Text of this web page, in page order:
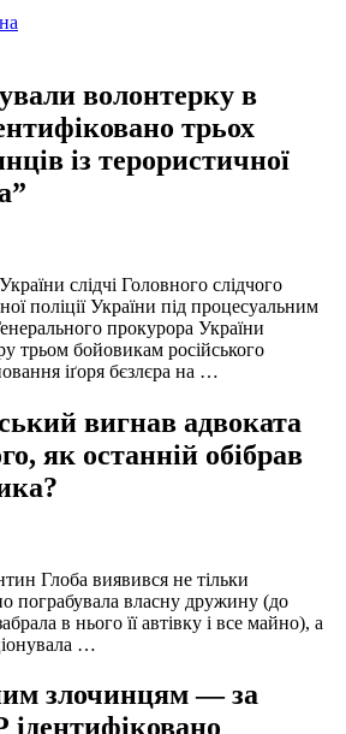
волонтерку в
трьох
із терористичної
слідчі Головного слідчого
поліції України під процесуальним
прокурора України
трьом бойовикам російського
іґоря бєзлєра на …
вигнав адвоката
як останній обібрав
Глоба виявився не тільки
пограбувала власну дружину (до
в нього її автівку і все майно), а
…
злочинцям — за